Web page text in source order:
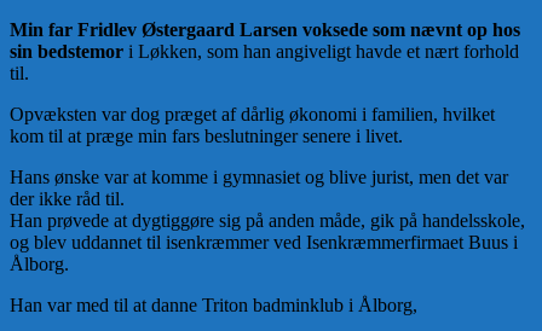
Min far Fridlev Østergaard Larsen voksede som nævnt op hos
sin bedstemor i Løkken, som han angiveligt havde et nært forhold
til.
Opvæksten var dog præget af dårlig økonomi i familien, hvilket
kom til at præge min fars beslutninger senere i livet.
Hans ønske var at komme i gymnasiet og blive jurist, men det var
der ikke råd til.
Han prøvede at dygtiggøre sig på anden måde, gik på handelsskole,
og blev uddannet til isenkræmmer ved Isenkræmmerfirmaet Buus i
Ålborg.
Han var med til at danne Triton badminklub i Ålborg,